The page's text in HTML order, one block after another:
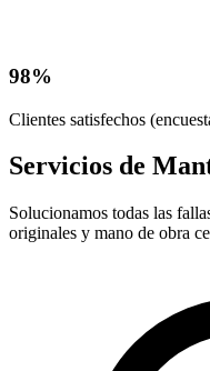
98%
Clientes satisfechos
Servicios de
Solucionamos todas las
originales y mano de obra